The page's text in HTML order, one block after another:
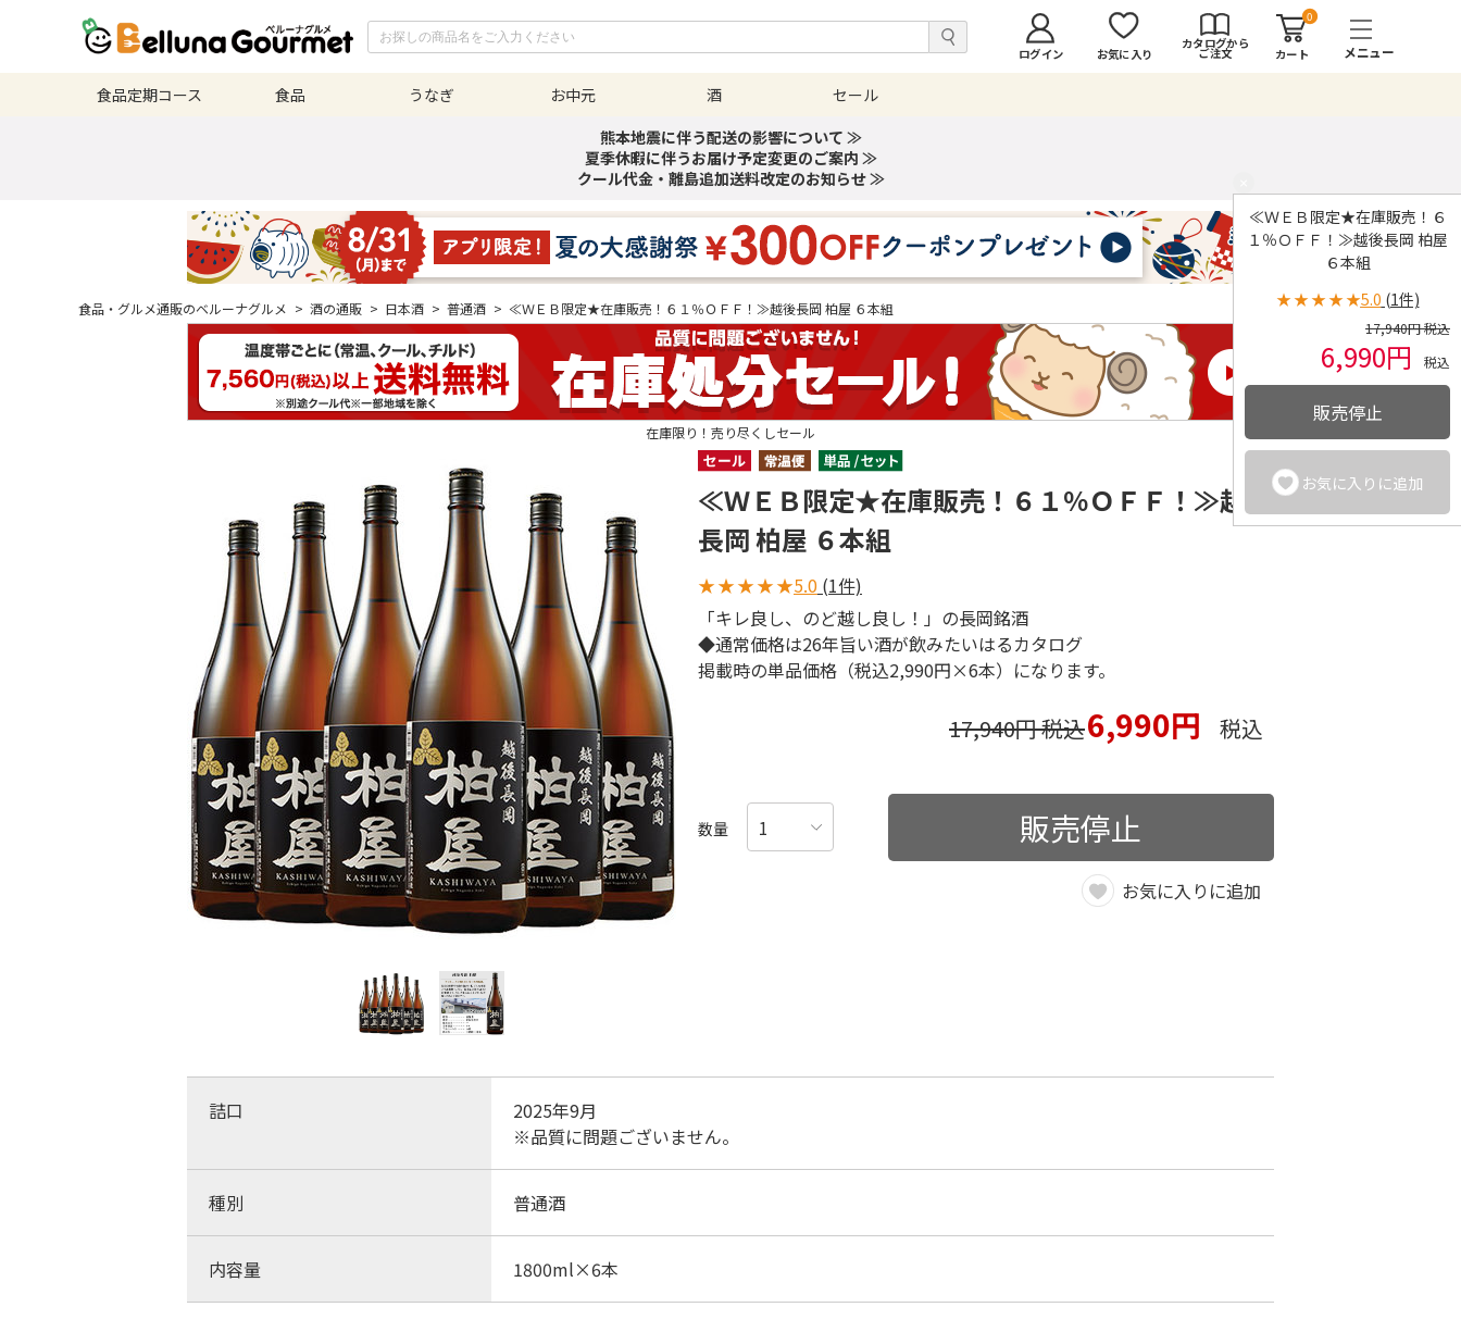
ログイン お気に入り
カタログから
ご注文
0
カート
食品定期コース 食品 うなぎ お中元 酒
セール
熊本地震に伴う配送の影響について ≫
夏季休暇に伴うお届け予定変更のご案内 ≫
クール代金・離島追加送料改定のお知らせ ≫
食品・グルメ通販のベルーナグルメ > 酒の通販 > 日本酒 > 普通酒 > ≪ＷＥＢ限定★在庫販売！６１％ＯＦＦ！≫越後長岡 柏屋 ６本組
≪ＷＥＢ限定★在庫販売！６
１％ＯＦＦ！≫越後長岡 柏屋
６本組
★★★★★5.0 (1件)
17,940円 税込
6,990円 税込
販売停止
お気に入りに追加
在庫限り！売り尽くしセール
≪ＷＥＢ限定★在庫販売！６１％ＯＦＦ！≫越後
長岡 柏屋 ６本組
★★★★★5.0 (1件)
「キレ良し、のど越し良し！」の長岡銘酒
◆通常価格は26年旨い酒が飲みたいはるカタログ
掲載時の単品価格（税込2,990円×6本）になります。
17,940円 税込6,990円 税込
数量 販売停止
お気に入りに追加
詰口
2025年9月
※品質に問題ございません。
種別 普通酒
内容量 1800ml×6本